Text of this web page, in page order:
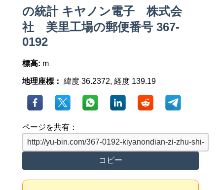
の統計 キヤノン電子 株式会
社 美里工場の郵便番号 367-
0192
標高: m
地理座標： 緯度 36.2372, 経度 139.19
ページを共有：
コピー